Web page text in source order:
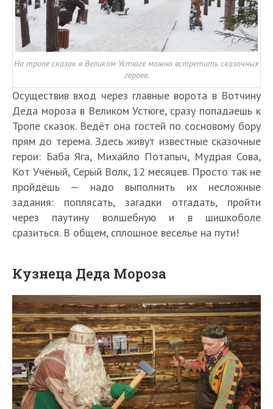
На тропе сказок в Великом Устюге можно встретить сказочных
героев.
Осуществив вход через главные ворота в Вотчину
Деда мороза в Великом Устюге, сразу попадаешь к
Тропе сказок. Ведёт она гостей по сосновому бору
прям до терема. Здесь живут известные сказочные
герои: Баба Яга, Михайло Потапыч, Мудрая Сова,
Кот Учёный, Серый Волк, 12 месяцев. Просто так не
пройдёшь — надо выполнить их несложные
задания: поплясать, загадки отгадать, пройти
через паутину волшебную и в шишкоболе
сразиться. В общем, сплошное веселье на пути!
Кузнеца Деда Мороза